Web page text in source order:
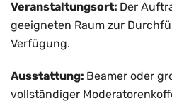
Veranstaltungsort: Der
geeigneten Raum zur
Verfügung.
Ausstattung: Beamer oder
vollständiger